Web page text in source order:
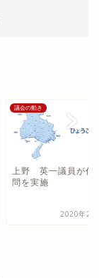
議会の動き
上野 英一議員が代
問を実施
2020年2